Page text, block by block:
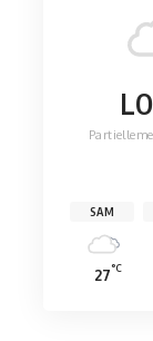
SAM
27°C